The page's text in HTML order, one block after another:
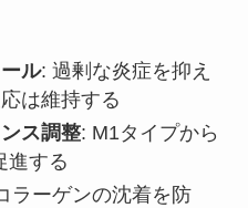
ル: 過剰な炎症を抑え
は維持する
ス調整: M1タイプから
進する
ラーゲンの沈着を防